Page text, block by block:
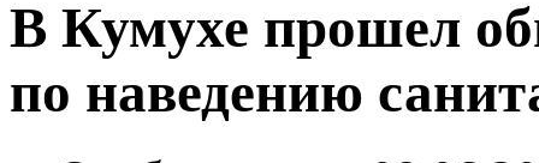
В Кумухе прошел
по наведению